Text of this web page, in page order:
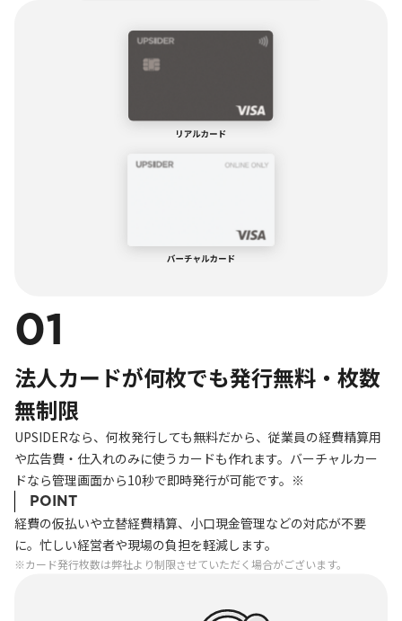
01
法人カードが何枚でも発行無料・枚数
無制限
UPSIDERなら、何枚発行しても無料だから、従業員の経費精算用
や広告費・仕入れのみに使うカードも作れます。バーチャルカー
ドなら管理画面から10秒で即時発行が可能です。※
POINT
経費の仮払いや立替経費精算、小口現金管理などの対応が不要
に。忙しい経営者や現場の負担を軽減します。
※カード発行枚数は弊社より制限させていただく場合がございます。